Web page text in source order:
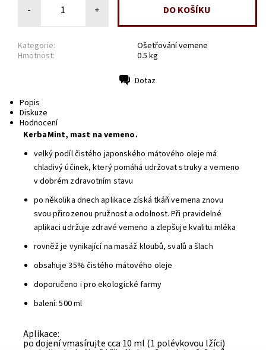
- +
Kategorie:
Ošetřování vemene
Hmotnost:
0.5 kg
Dotaz
Popis
Diskuze
Hodnocení
KerbaMint, mast na vemeno.
velký podíl čistého japonského mátového oleje má
chladivý účinek, který pomáhá udržovat struky a vemeno
v dobrém zdravotním stavu
po několika dnech aplikace získá tkáň vemena znovu
svou přirozenou pružnost a odolnost. Při pravidelné
aplikaci udržuje zdravé vemeno a zlepšuje kvalitu mléka
rovněž je vynikající na masáž kloubů, svalů a šlach
obsahuje 35% čistého mátového oleje
doporučeno i pro ekologické farmy
balení: 500 ml
Aplikace:
po dojení vmasírujte cca 10 ml (1 polévkovou lžíci)